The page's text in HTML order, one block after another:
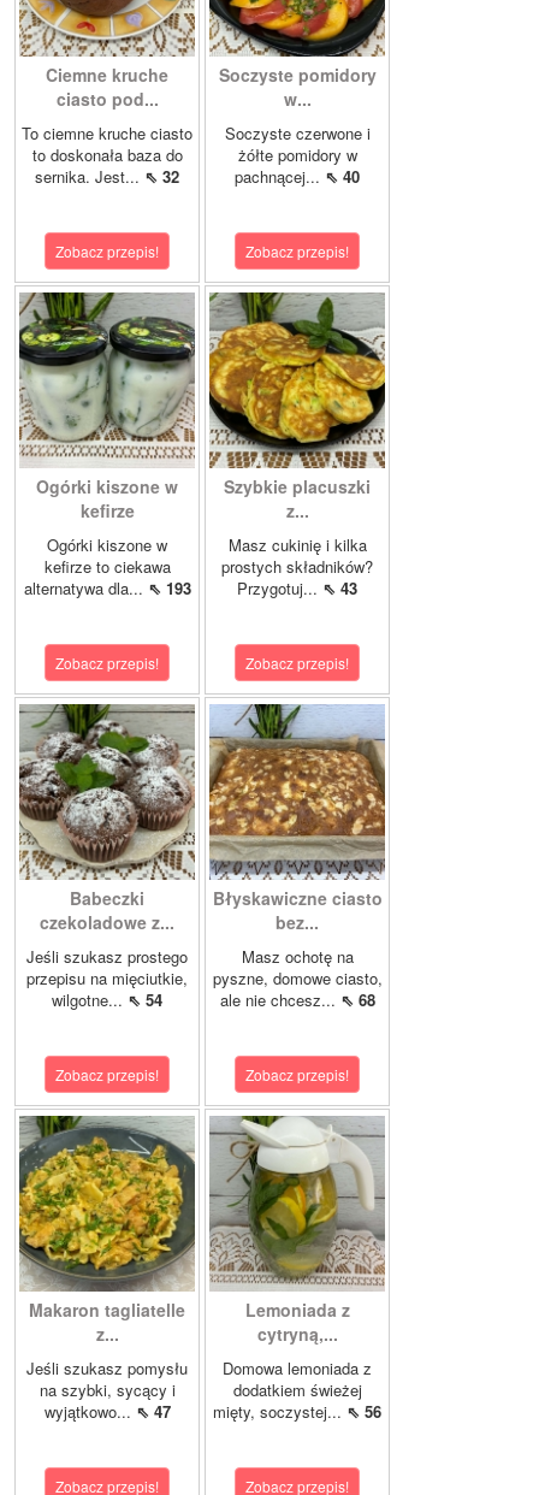
Ciemne kruche
ciasto pod...
To ciemne kruche ciasto
to doskonała baza do
sernika. Jest... ⇖ 32
Zobacz przepis!
Soczyste pomidory
w...
Soczyste czerwone i
żółte pomidory w
pachnącej... ⇖ 40
Zobacz przepis!
Ogórki kiszone w
kefirze
Ogórki kiszone w
kefirze to ciekawa
alternatywa dla... ⇖ 193
Zobacz przepis!
Szybkie placuszki
z...
Masz cukinię i kilka
prostych składników?
Przygotuj... ⇖ 43
Zobacz przepis!
Babeczki
czekoladowe z...
Jeśli szukasz prostego
przepisu na mięciutkie,
wilgotne... ⇖ 54
Zobacz przepis!
Błyskawiczne ciasto
bez...
Masz ochotę na
pyszne, domowe ciasto,
ale nie chcesz... ⇖ 68
Zobacz przepis!
Makaron tagliatelle
z...
Jeśli szukasz pomysłu
na szybki, sycący i
wyjątkowo... ⇖ 47
Zobacz przepis!
Lemoniada z
cytryną,...
Domowa lemoniada z
dodatkiem świeżej
mięty, soczystej... ⇖ 56
Zobacz przepis!